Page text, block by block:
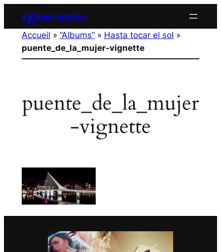
contenu
eXtrasymptotes
Accueil » “Albums”» Hasta tocar el sol »
puente_de_la_mujer-vignette
puente_de_la_mujer
-vignette